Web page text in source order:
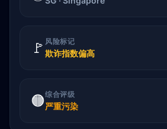
🚩 风险标记
欺诈指数偏高
🟠综合评级
严重污染